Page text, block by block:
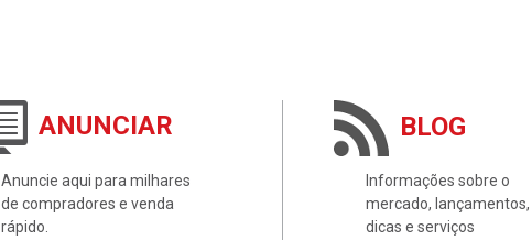
ANUNCIAR
Anuncie aqui para milhares
de compradores e venda
rápido.
BLOG
Informações sobre o
mercado, lançamentos,
dicas e serviços